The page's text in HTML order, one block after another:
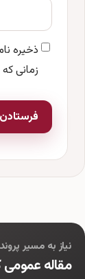
ذخیره
زمانی
نیاز به مسیر
مقاله